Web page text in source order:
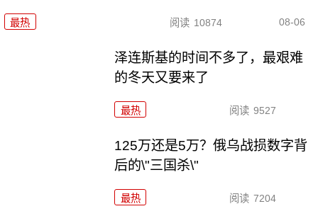
最热 阅读 10874 08-06
泽连斯基的时间不多了，最艰难
的冬天又要来了
最热 阅读 9527
125万还是5万？俄乌战损数字背
后的\"三国杀\"
最热 阅读 7204